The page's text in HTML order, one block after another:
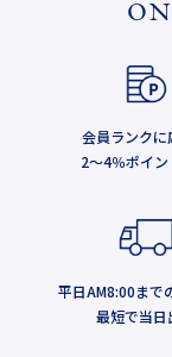
会員ランクに
2～4％ポイ
平日AM8:00まで
最短で当日